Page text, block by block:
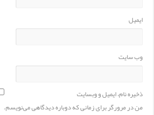
ایمیل
وب‌ سایت
ذخیره نام، ایمیل و وبسایت
من در مرورگر برای زمانی که دوباره دیدگاهی می‌نویسم.